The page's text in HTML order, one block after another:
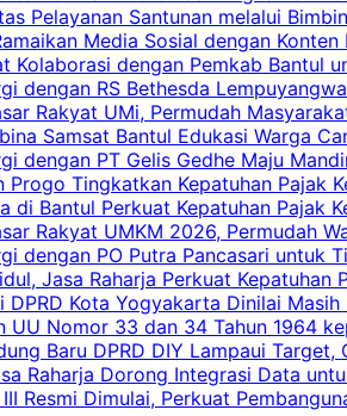
Pelayanan Santunan melalui
Media Sosial dengan
Kolaborasi dengan Pemkab Bantul
dengan RS Bethesda
Rakyat UMi, Permudah
Samsat Bantul Edukasi Warga
dengan PT Gelis Gedhe Maju
Progo Tingkatkan Kepatuhan Pajak
di Bantul Perkuat Kepatuhan Pajak
Rakyat UMKM 2026, Permudah
dengan PO Putra Pancasari untuk
Jasa Raharja Perkuat
DPRD Kota Yogyakarta Dinilai Masih
UU Nomor 33 dan 34 Tahun 1964
Baru DPRD DIY Lampaui Target,
Raharja Dorong Integrasi Data
Resmi Dimulai, Perkuat